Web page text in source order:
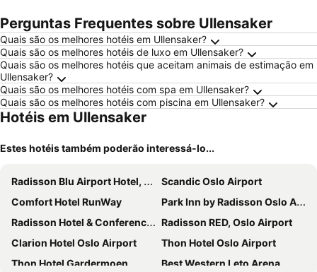
Perguntas Frequentes sobre Ullensaker
Quais são os melhores hotéis em Ullensaker?
Quais são os melhores hotéis de luxo em Ullensaker?
Quais são os melhores hotéis que aceitam animais de estimação em
Ullensaker?
Quais são os melhores hotéis com spa em Ullensaker?
Quais são os melhores hotéis com piscina em Ullensaker?
Hotéis em Ullensaker
Estes hotéis também poderão interessá-lo...
Radisson Blu Airport Hotel, Oslo Gardermoen
Scandic Oslo Airport
Comfort Hotel RunWay
Park Inn by Radisson Oslo Airport Hotel West
Radisson Hotel & Conference Centre Oslo Airport
Radisson RED, Oslo Airport
Clarion Hotel Oslo Airport
Thon Hotel Oslo Airport
Thon Hotel Gardermoen
Best Western Leto Arena